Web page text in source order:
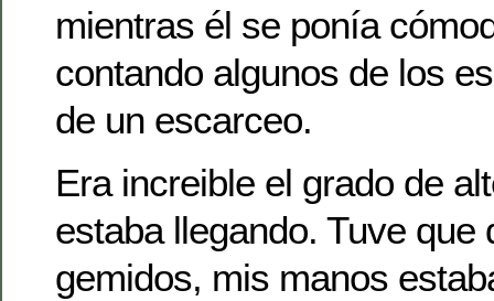
mientras él se ponía
contando algunos de los
de un escarceo.
Era increible el grado de
estaba llegando. Tuve que
gemidos, mis manos